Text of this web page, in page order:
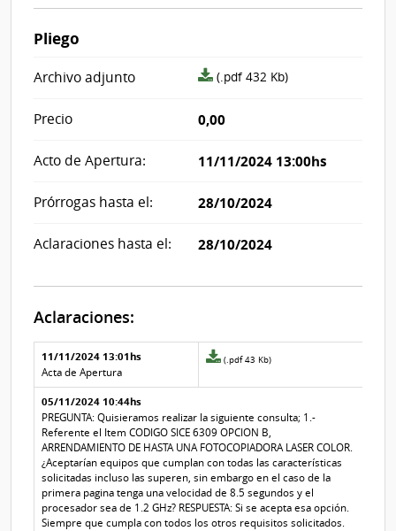
Pliego
Archivo adjunto
archivo
(.pdf 432 Kb)
Precio 0,00
Acto de Apertura: 11/11/2024 13:00hs
Prórrogas hasta el: 28/10/2024
Aclaraciones hasta el: 28/10/2024
Aclaraciones:
Aclaraciones del llamado
Fecha y
texto de
la
aclaración
Archivo
de la
aclaración
11/11/2024 13:01hs
Acta de Apertura
Archivo
de
aclaración
Nº
2
(.pdf 43 Kb)
05/11/2024 10:44hs
PREGUNTA: Quisieramos realizar la siguiente consulta; 1.-
Referente el Item CODIGO SICE 6309 OPCION B,
ARRENDAMIENTO DE HASTA UNA FOTOCOPIADORA LASER COLOR.
¿Aceptarían equipos que cumplan con todas las características
solicitadas incluso las superen, sin embargo en el caso de la
primera pagina tenga una velocidad de 8.5 segundos y el
procesador sea de 1.2 GHz? RESPUESTA: Si se acepta esa opción.
Siempre que cumpla con todos los otros requisitos solicitados.